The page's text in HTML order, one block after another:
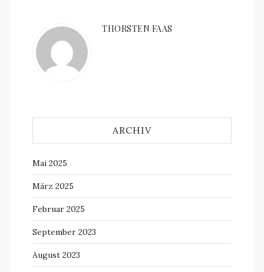
THORSTEN FAAS
ARCHIV
Mai 2025
März 2025
Februar 2025
September 2023
August 2023